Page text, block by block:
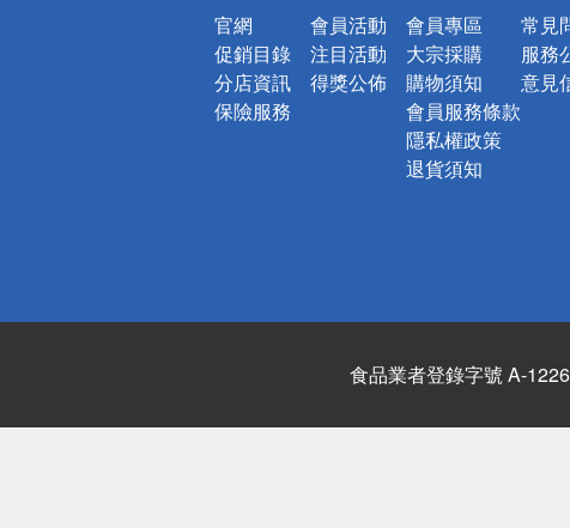
官網
促銷目錄
分店資訊
保險服務
會員活動
注目活動
得獎公佈
會員專區
大宗採購
購物須知
會員服務條款
隱私權政策
退貨須知
常見
服務
意見
食品業者登錄字號 A-